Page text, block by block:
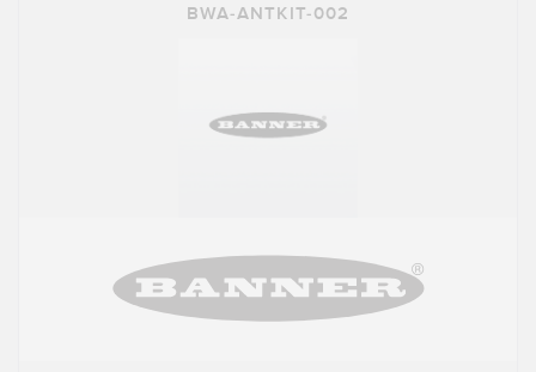
BWA-ANTKIT-002